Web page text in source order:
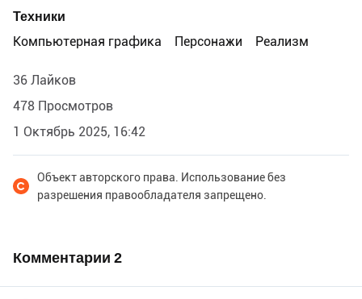
Техники
Компьютерная графика
Персонажи Реализм
36 Лайков
478 Просмотров
1 Октябрь 2025, 16:42
Объект авторского права. Использование без
разрешения правообладателя запрещено.
Комментарии 2